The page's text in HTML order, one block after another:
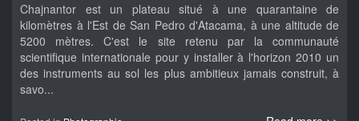
Chajnantor est un plateau situé à une quarantaine de
kilomètres à l'Est de San Pedro d'Atacama, à une altitude de
5200 mètres. C'est le site retenu par la communauté
scientifique internationale pour y installer à l'horizon 2010 un
des instruments au sol les plus ambitieux jamais construit, à
savo...